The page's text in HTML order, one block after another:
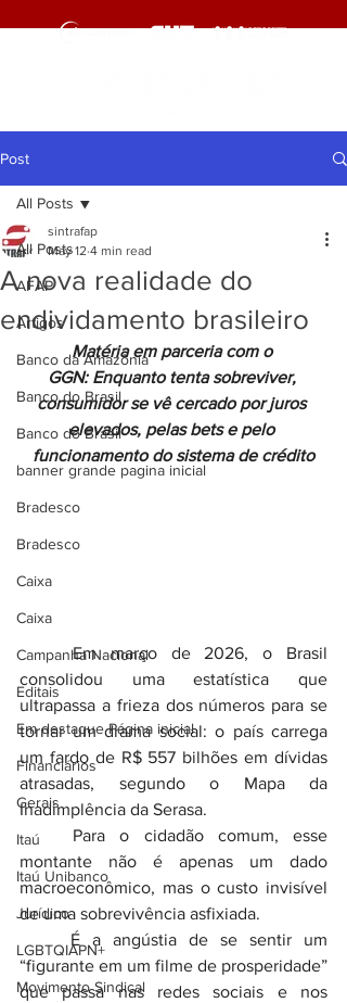
Post
All Posts
AFAP
Artigos
Banco da Amazônia
Banco do Brasil
Banco do Brasil
banner grande pagina inicial
Bradesco
Bradesco
Caixa
Caixa
Campanha Nacional
Editais
Em destaque Página inicial
Financiários
Gerais
Itaú
Itaú Unibanco
Jurídico
LGBTQIAPN+
Movimento Sindical
All Posts
A nova realidade do
endividamento brasileiro
sintrafap
May 12 4 min read
Matéria em parceria com o
GGN: Enquanto tenta sobreviver,
consumidor se vê cercado por juros
elevados, pelas bets e pelo
funcionamento do sistema de crédito
	Em março de 2026, o Brasil
consolidou uma estatística que
ultrapassa a frieza dos números para se
tornar um drama social: o país carrega
um fardo de R$ 557 bilhões em dívidas
atrasadas, segundo o Mapa da
Inadimplência da Serasa.
	Para o cidadão comum, esse
montante não é apenas um dado
macroeconômico, mas o custo invisível
de uma sobrevivência asfixiada.
	É a angústia de se sentir um
“figurante em um filme de prosperidade”
que passa nas redes sociais e nos